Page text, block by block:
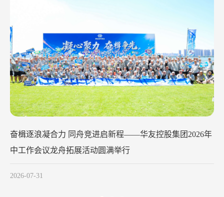
华友钴业2026年中工作会议在苏州召开